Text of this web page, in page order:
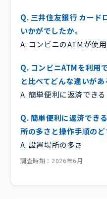
Q. 三井住友銀行 カード
いかがでしたか。
A. コンビニのATMが使
Q. コンビニATMを利用
と比べてどんな違いが
A. 簡単便利に返済できる
Q. 簡単便利に返済でき
所の多さと操作手順の
A. 設置場所の多さ
調査時期：2026年6月